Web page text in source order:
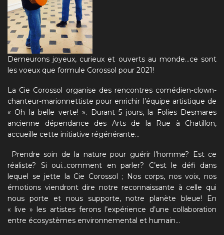
Demeurons joyeux, curieux et ouverts au monde…ce sont
les voeux que formule Corossol pour 2021!
La Cie Corossol organise des rencontres comédien-clown-
chanteur-marionnettiste pour enrichir l’équipe artistique de
« Oh la belle verte! ». Durant 5 jours, la Folies Desmares
ancienne dépendance des Arts de la Rue à Chatillon,
accueille cette initiative régénérante…
Prendre soin de la nature pour guérir l’homme? Est ce
réaliste? Si oui…comment en parler? C’est le défi dans
lequel se jette la Cie Corossol ; Nos corps, nos voix, nos
émotions viendront dire notre reconnaissante à celle qui
nous porte et nous supporte, notre planète bleue! En
« live » les artistes ferons l’expérience d’une collaboration
entre écosystèmes environnemental et humain…